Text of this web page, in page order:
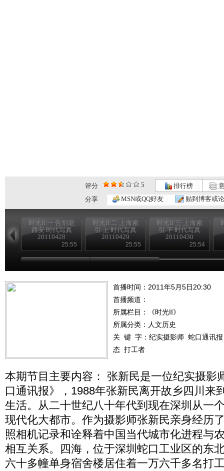
评分 5 排行榜
分享
MSN或QQ好友 贴到博客或
时光II 一 告别老
西安 时代写真
20110428
25:55
时光II 二 上海索
引 上 时代写真
20110429
25:55
时光II 三 上海索
引 下 时代写真
20110430
25:54
首播时间：2011年5月5日20:30
首播频道：
所属栏目：
《时光II》
所属分类：人文历史
关 键 字： 纪实摄影师 蛇口通讯报
态 打工者
本期节目主要内容： 张新民是一位纪实摄影
口通讯报》，1988年张新民离开故乡四川来
生活。从二十世纪八十年代到现在深圳从一
现代化大都市。作为摄影师张新民亲身经历
照相机记录和诠释着中国当代城市化进程与
相互关系。四海，位于深圳蛇口工业区的东
六十多幢单身宿舍楼居住着一万六千多名打